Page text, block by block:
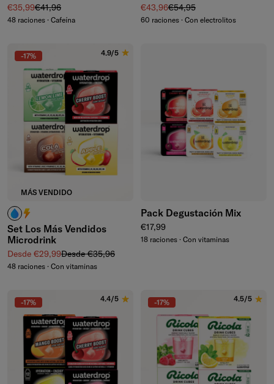
Precio de venta
€35,99Precio normal
€41,96
48 raciones · Cafeína
Precio de venta
€43,96Precio normal
€54,95
60 raciones · Con electrolitos
-17%
MÁS VENDIDO
4.9/5
¿Cafeína? No la necesito.
¿Cafeína? ¡Me encanta!
Set Los Más Vendidos
Microdrink
Precio de venta
Desde €29,99Precio normal
Desde €35,96
48 raciones · Con vitaminas
Pack Degustación Mix
Precio normal
€17,99
18 raciones · Con vitaminas
-17% 4.4/5 -17% 4.5/5